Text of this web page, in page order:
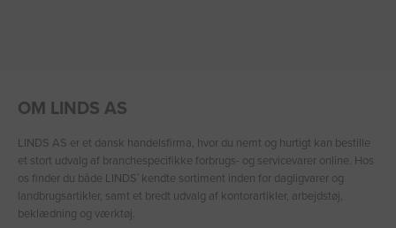
OM LINDS AS
LINDS AS er et dansk handelsfirma, hvor du nemt og hurtigt kan bestille
et stort udvalg af branchespecifikke forbrugs- og servicevarer online. Hos
os finder du både LINDS′ kendte sortiment inden for dagligvarer og
landbrugsartikler, samt et bredt udvalg af kontorartikler, arbejdstøj,
beklædning og værktøj.